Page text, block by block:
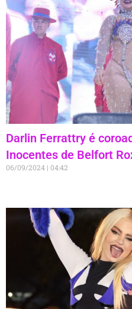
Darlin Ferrattry é
Inocentes de Belfort
06/09/2024 04:42